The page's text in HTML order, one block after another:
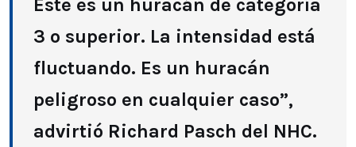
Este es un huracán de categoría
3 o superior. La intensidad está
fluctuando. Es un huracán
peligroso en cualquier caso”,
advirtió Richard Pasch del NHC.